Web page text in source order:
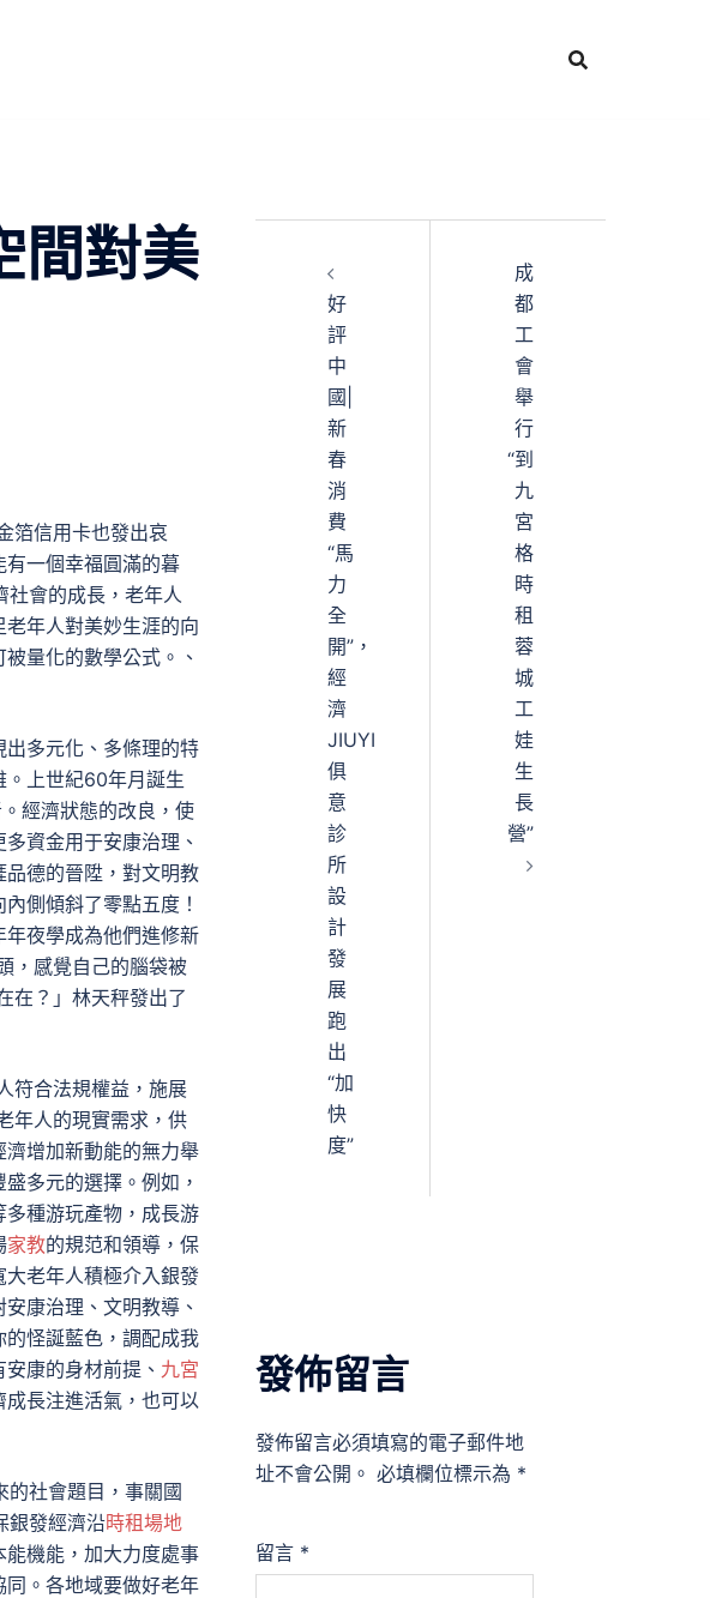
間對美
箔信用卡也發出哀
一個幸福圓滿的暮
社會的成長，老年人
年人對美妙生涯的向
量化的數學公式。、
多元化、多條理的特
。上世紀60年月誕生
經濟狀態的改良，使
資金用于安康治理、
德的晉陞，對文明教
側傾斜了零點五度！
夜學成為他們進修新
，感覺自己的腦袋被
在？」林天秤發出了
符合法規權益，施展
年人的現實需求，供
增加新動能的無力舉
多元的選擇。例如，
種游玩產物，成長游
家教的規范和領導，保
老年人積極介入銀發
康治理、文明教導、
怪誕藍色，調配成我
康的身材前提、 九宮
長注進活氣，也可以
社會題目，事關國
銀發經濟沿時租場地
機能，加大力度處事
。各地域要做好老年
好
評
中
國|
新
春
消
費
“馬
力
全
開”，
經
濟
JIUYI
俱
意
診
所
設
計
發
展
跑
出
“加
快
度”
成
都
工
會
舉
行
“到
九
宮
格
時
租
蓉
城
工
娃
生
長
營”
發佈留言
發佈留言必須填寫的電子郵件地
址不會公開。 必填欄位標示為 *
留言 *